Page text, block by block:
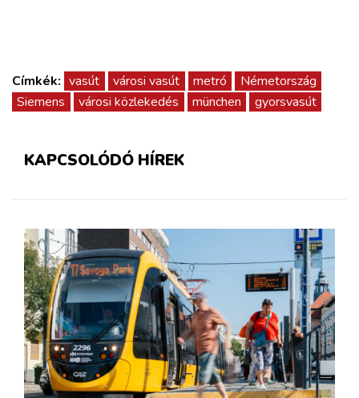
WEBSHOP
BELÉPÉS
Címkék: vasút városi vasút metró
Németország
Siemens
városi közlekedés münchen gyorsvasút
KAPCSOLÓDÓ HÍREK